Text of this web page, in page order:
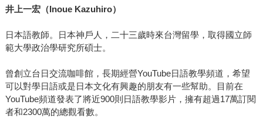
井上一宏（Inoue Kazuhiro）
日本語教師。日本神戶人，二十三歲時來台灣留學，取得國立師
範大學政治學研究所碩士。
曾創立台日交流咖啡館，長期經營YouTube日語教學頻道，希望
可以對學日語或是日本文化有興趣的朋友有一些幫助。目前在
YouTube頻道發表了將近900則日語教學影片，擁有超過17萬訂閱
者和2300萬的總觀看數。